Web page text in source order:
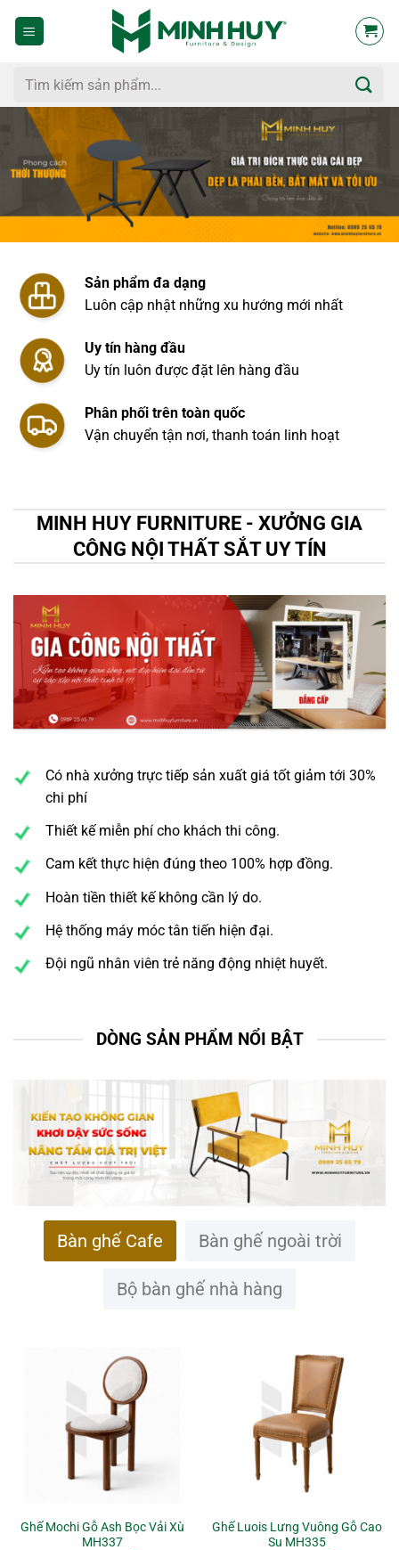
dung
Tìm
Sản phẩm đa dạng
Luôn cập nhật những xu hướng mới nhất
Uy tín hàng đầu
Uy tín luôn được đặt lên hàng đầu
Phân phối trên toàn quốc
Vận chuyển tận nơi, thanh toán linh hoạt
MINH HUY FURNITURE - XƯỞNG GIA
CÔNG NỘI THẤT SẮT UY TÍN
Có nhà xưởng trực tiếp sản xuất giá tốt giảm tới 30%
chi phí
Thiết kế miễn phí cho khách thi công.
Cam kết thực hiện đúng theo 100% hợp đồng.
Hoàn tiền thiết kế không cần lý do.
Hệ thống máy móc tân tiến hiện đại.
Đội ngũ nhân viên trẻ năng động nhiệt huyết.
DÒNG SẢN PHẨM NỔI BẬT
Bàn ghế Cafe Bàn ghế ngoài trời
Bộ bàn ghế nhà hàng
Ghế Mochi Gỗ Ash Bọc Vải Xù
MH337
Ghế Luois Lưng Vuông Gỗ Cao
Su MH335